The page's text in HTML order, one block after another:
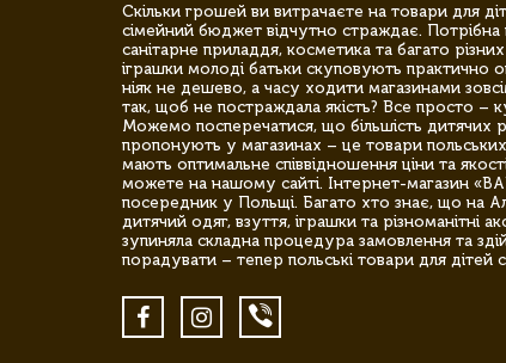
Скільки грошей ви витрачаєте на товари для
сімейний бюджет відчутно страждає. Потрібна
санітарне приладдя, косметика та багато
іграшки молоді батьки скуповують практично
ніяк не дешево, а часу ходити магазинами
так, щоб не постраждала якість? Все просто –
Можемо посперечатися, що більшість дитячих
пропонують у магазинах – це товари
мають оптимальне співвідношення ціни та
можете на нашому сайті. Інтернет-магазин
посередник у Польщі. Багато хто знає, що на
дитячий одяг, взуття, іграшки та різноманітні
зупиняла складна процедура замовлення та
порадувати – тепер польські товари для дітей